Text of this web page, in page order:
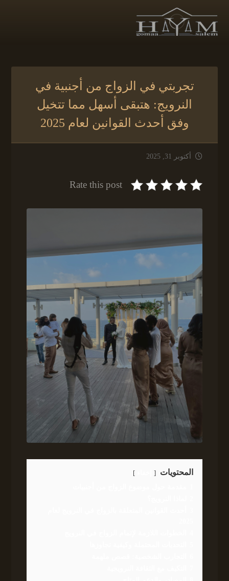
تجربتي في الزواج من أجنبية في
النرويج: هتبقى أسهل مما تتخيل
وفق أحدث القوانين لعام 2025
أكتوبر 31, 2025
Rate this post
المحتويات